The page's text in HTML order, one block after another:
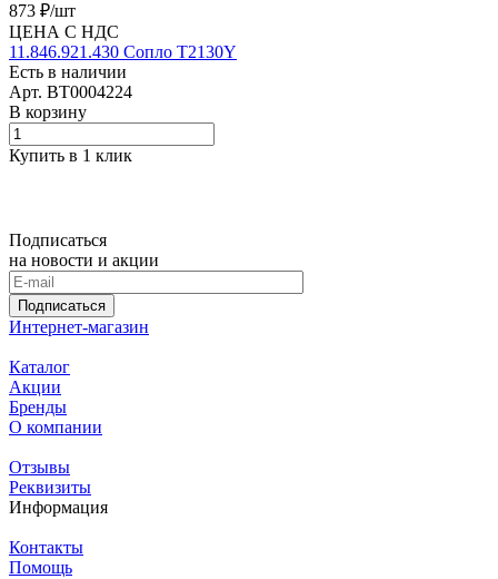
873 ₽/шт
ЦЕНА С НДС
11.846.921.430 Сопло T2130Y
Есть в наличии
Арт. BT0004224
В корзину
Купить в 1 клик
Подписаться
на новости и акции
Подписаться
Интернет-магазин
Каталог
Акции
Бренды
О компании
Отзывы
Реквизиты
Информация
Контакты
Помощь